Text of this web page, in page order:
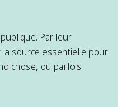
Par leur
source essentielle pour
chose, ou parfois